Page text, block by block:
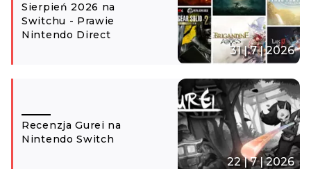
Sierpień 2026 na
Switchu - Prawie
Nintendo Direct
31 | 7 | 2026
Recenzja Gurei na
Nintendo Switch
22 | 7 | 2026